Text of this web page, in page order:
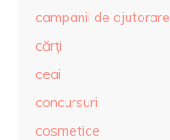
campanii de ajutorare
cărţi
ceai
concursuri
cosmetice